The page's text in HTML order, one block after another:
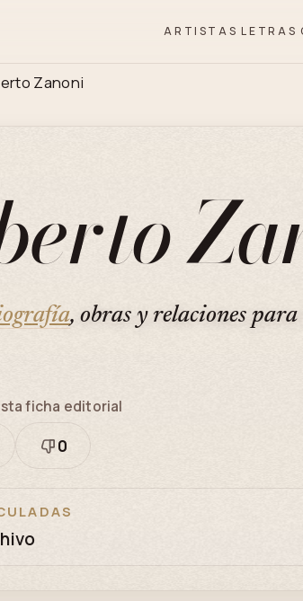
ARTISTAS LETRAS
Zanoni
, obras y relaciones
ficha editorial
Necesita
0